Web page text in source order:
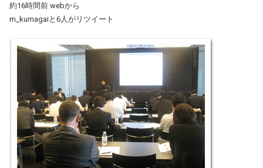
約16時間前 webから
m_kumagaiと6人がリツイート